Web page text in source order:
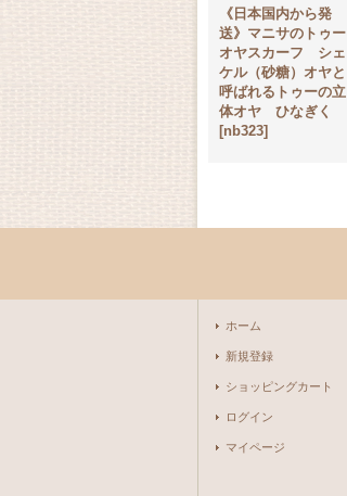
《日本国内から発
送》マニサのトゥー
オヤスカーフ シェ
ケル（砂糖）オヤと
呼ばれるトゥーの立
体オヤ ひなぎく
[nb323]
ホーム
新規登録
ショッピングカート
ログイン
マイページ